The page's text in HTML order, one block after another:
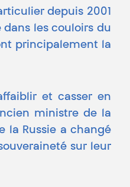
depuis 2001
dans les couloirs du
principalement la
et casser en
ministre de la
la Russie a changé
sur leur